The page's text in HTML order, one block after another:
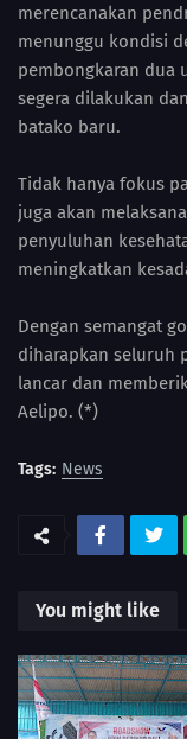
merencanakan
menunggu kondisi
pembongkaran dua
segera dilakukan
batako baru.
Tidak hanya fokus
juga akan
penyuluhan
meningkatkan
Dengan semangat
diharapkan seluruh
lancar dan
Aelipo. (*)
Tags: News
You might like